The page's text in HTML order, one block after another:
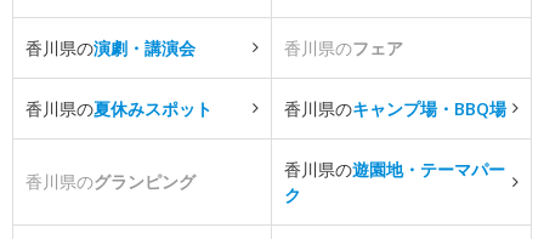
香川県の演劇・講演会 香川県のフェア
香川県の夏休みスポット 香川県のキャンプ場・BBQ場
香川県のグランピング
香川県の遊園地・テーマパー
ク